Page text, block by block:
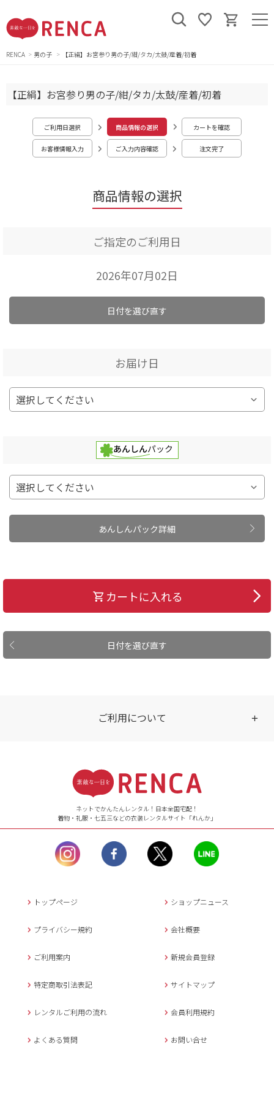
RENCA 男の子 【正絹】お宮参り男の子/紺/タカ/太鼓/産着/初着
商品情報の選択
【正絹】お宮参り男の子/紺/タカ/太鼓/産着/初着
ご利用日選択 商品情報の選択 カートを確認
お客様情報入力 ご入力内容確認 注文完了
ご指定のご利用日
2026年07月02日
日付を選び直す
お届け日
あんしんパック詳細
日付を選び直す
カートに入れる
ご利用について
【ご注文（インターネット）】
24時間年中無休
【お問い合わせ窓口（メー
ル）】10:00~17:00
土曜日、日曜日、臨
時休業日を除く。
営業時間外にいただ
返信させていただきま
年末年始、大型連休
メールでのお問い合わせ
ネットでかんたんレンタル！日本全国宅配！
着物・礼服・七五三などの衣装レンタルサイト「れんか」
トップページ ショップニュース
プライバシー規約 会社概要
ご利用案内 新規会員登録
特定商取引法表記 サイトマップ
レンタルご利用の流れ 会員利用規約
よくある質問 お問い合せ